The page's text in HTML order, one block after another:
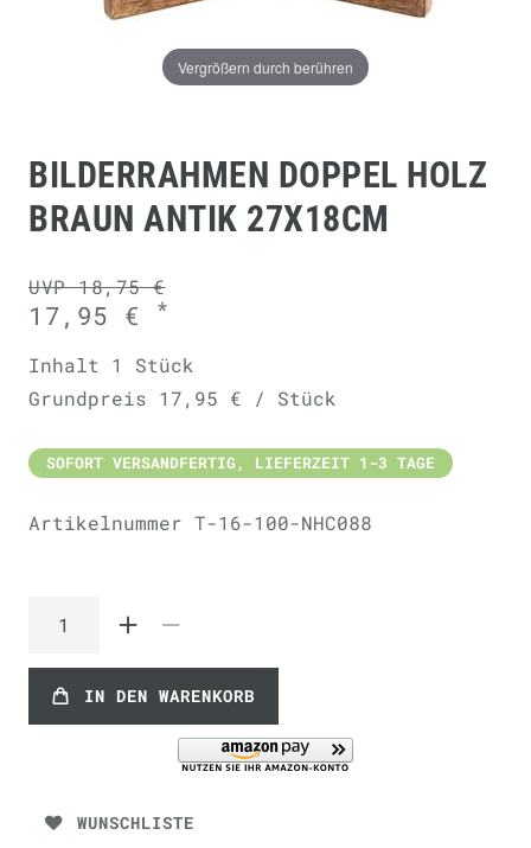
Vergrößern durch berühren
BILDERRAHMEN DOPPEL HOLZ
BRAUN ANTIK 27X18CM
UVP 18,75 €
17,95 € *
Inhalt 1 Stück
Grundpreis 17,95 € / Stück
SOFORT VERSANDFERTIG, LIEFERZEIT 1-3 TAGE
Artikelnummer T-16-100-NHC088
IN DEN WARENKORB
WUNSCHLISTE